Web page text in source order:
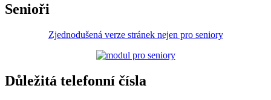
Senioři
Zjednodušená verze stránek nejen pro seniory
Důležitá telefonní čísla